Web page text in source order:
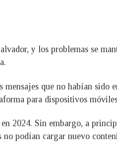
y los problemas se
que no habían sido
para dispositivos
2024. Sin embargo, a
podían cargar nuevo